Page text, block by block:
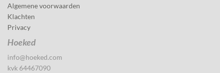
Algemene voorwaarden
Klachten
Privacy
Hoeked
info@hoeked.com
kvk 64467090